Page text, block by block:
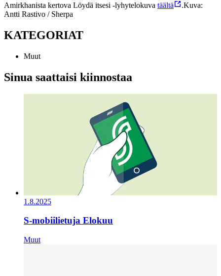
Amirkhanista kertova Löydä itsesi -lyhytelokuva täältä .Kuva:
Antti Rastivo / Sherpa
KATEGORIAT
Muut
Sinua saattaisi kiinnostaa
1.8.2025
S-mobiilietuja Elokuu
Muut